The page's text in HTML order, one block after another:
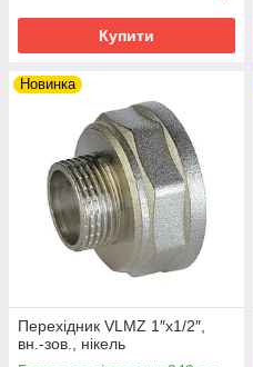
Купити
Новинка
Перехідник VLMZ 1″х1/2″,
вн.-зов., нікель